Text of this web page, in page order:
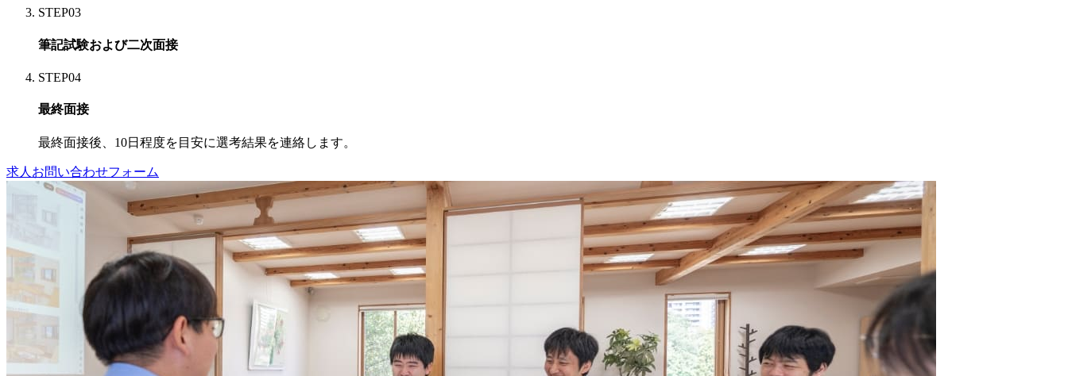
STEP03
筆記試験および二次面接
STEP04
最終面接
最終面接後、10日程度を目安に選考結果を連絡します。
求人お問い合わせフォーム